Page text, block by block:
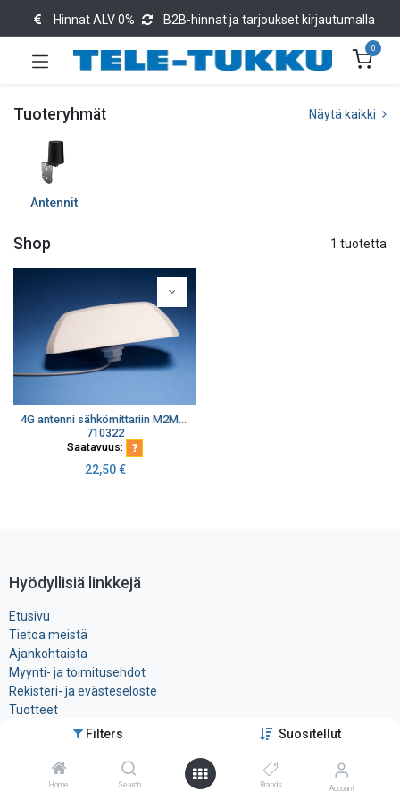
Filters Suositellut
Home Search Brands Account
Hinnat ALV 0% B2B-hinnat ja tarjoukset kirjautumalla
0
Tuoteryhmät Näytä kaikki
Antennit
Shop 1 tuotetta
4G antenni sähkömittariin M2M/IOT käyttöön 790-2690 MHz harmaa 1m kaapeli SMA-uros kulma liitin LP802
710322
Saatavuus:
22,50€
Hyödyllisiä linkkejä
Etusivu
Tietoa meistä
Ajankohtaista
Myynti- ja toimitusehdot
Rekisteri- ja ​evästeseloste
Tuotteet